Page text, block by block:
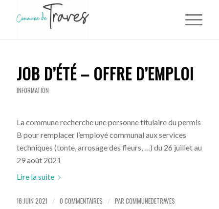
JOB D’ÉTÉ – OFFRE D’EMPLOI
INFORMATION
La commune recherche une personne titulaire du permis
B pour remplacer l’employé communal aux services
techniques (tonte, arrosage des fleurs, …) du 26 juillet au
29 août 2021
Lire la suite
16 JUIN 2021 / 0 COMMENTAIRES / PAR COMMUNEDETRAVES